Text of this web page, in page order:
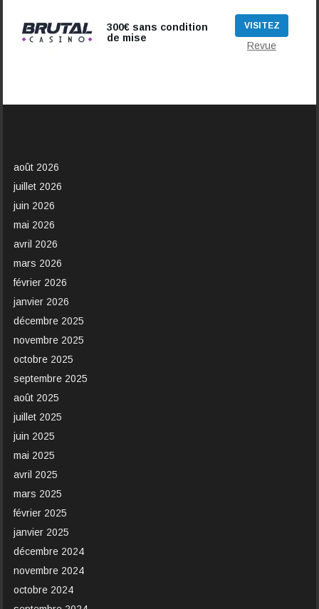
300€ sans condition
de mise
VISITEZ
Revue
août 2026
juillet 2026
juin 2026
mai 2026
avril 2026
mars 2026
février 2026
janvier 2026
décembre 2025
novembre 2025
octobre 2025
septembre 2025
août 2025
juillet 2025
juin 2025
mai 2025
avril 2025
mars 2025
février 2025
janvier 2025
décembre 2024
novembre 2024
octobre 2024